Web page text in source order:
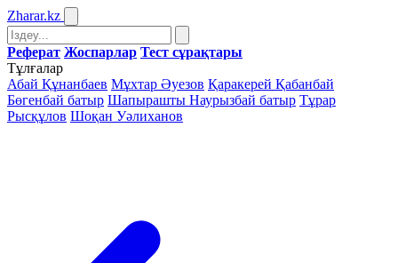
Zharar.kz
Реферат Жоспарлар Тест сұрақтары
Тұлғалар
Абай Құнанбаев Мұхтар Әуезов Қаракерей Қабанбай
Бөгенбай батыр Шапырашты Наурызбай батыр Тұрар
Рысқұлов Шоқан Уәлиханов